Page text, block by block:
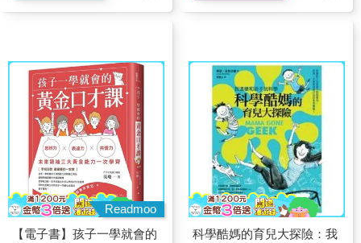
Readmoo
【電子書】孩子一學就會的
科學酷媽的育兒大探險：我